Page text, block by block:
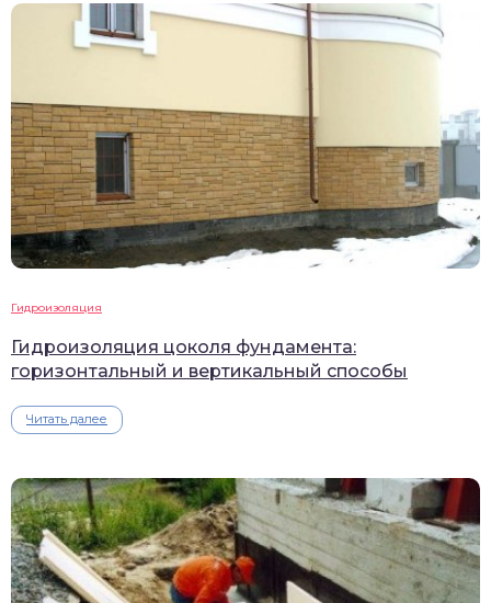
Гидроизоляция
Гидроизоляция цоколя фундамента:
горизонтальный и вертикальный способы
Читать далее